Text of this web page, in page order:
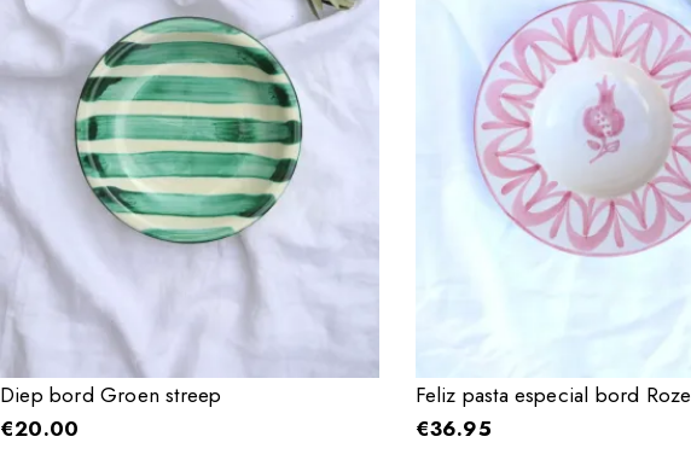
Diep bord Groen streep
€20.00
Feliz pasta especial bord Roze
€36.95